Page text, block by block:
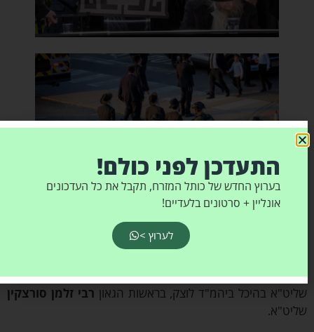
שחרית ושיחה מאת מרן רבינו ראש הישיבה הגר"א סלים
בהיכל ביהמ"ד לוצק, בראשות הגאוןרבי זלמן סורצקין
התעדכן לפני כולם!
בערוץ החדש של כותל המזרח, תקבל את כל העדכונים
אונליין + סרטונים בלעדיים!
לערוץ >